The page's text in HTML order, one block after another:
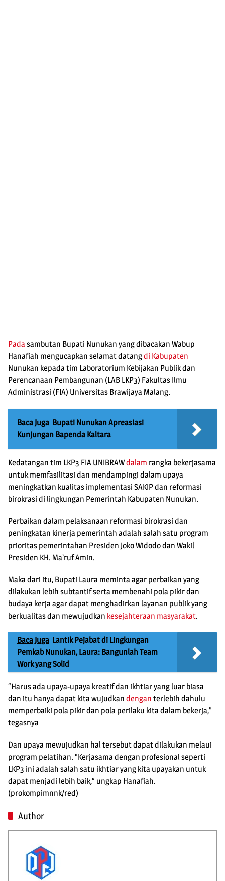
Pada sambutan Bupati Nunukan yang dibacakan Wabup
Hanafiah mengucapkan selamat datangdi Kabupaten
Nunukan kepada tim Laboratorium Kebijakan Publik dan
Perencanaan Pembangunan (LAB LKP3) Fakultas Ilmu
Administrasi (FIA) Universitas Brawijaya Malang.
Baca Juga Bupati Nunukan Apreasiasi
Kunjungan Bapenda Kaltara
Kedatangan tim LKP3 FIA UNIBRAWdalam rangka bekerjasama
untuk memfasilitasi dan mendampingi dalam upaya
meningkatkan kualitas implementasi SAKIP dan reformasi
birokrasi di lingkungan Pemerintah Kabupaten Nunukan.
Perbaikan dalam pelaksanaan reformasi birokrasi dan
peningkatan kinerja pemerintah adalah salah satu program
prioritas pemerintahan Presiden Joko Widodo dan Wakil
Presiden KH. Ma’ruf Amin.
Maka dari itu, Bupati Laura meminta agar perbaikan yang
dilakukan lebih subtantif serta membenahi pola pikir dan
budaya kerja agar dapat menghadirkan layanan publik yang
berkualitas dan mewujudkan kesejahteraan masyarakat.
Baca Juga Lantik Pejabat di Lingkungan
Pemkab Nunukan, Laura: Bangunlah Team
Work yang Solid
“Harus ada upaya-upaya kreatif dan ikhtiar yang luar biasa
dan itu hanya dapat kita wujudkan dengan terlebih dahulu
memperbaiki pola pikir dan pola perilaku kita dalam bekerja,”
tegasnya
Dan upaya mewujudkan hal tersebut dapat dilakukan melaui
program pelatihan. “Kerjasama dengan profesional seperti
LKP3 ini adalah salah satu ikhtiar yang kita upayakan untuk
dapat menjadi lebih baik,” ungkap Hanafiah.
(prokompimnnk/red)
Author